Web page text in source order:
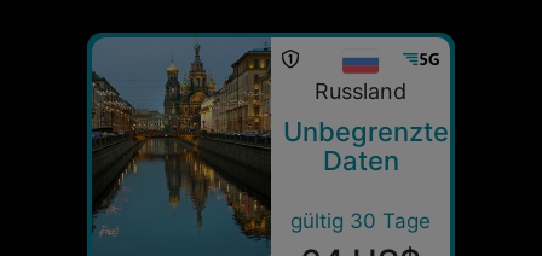
Russland
Unbegrenzte
Daten
gültig 30 Tage